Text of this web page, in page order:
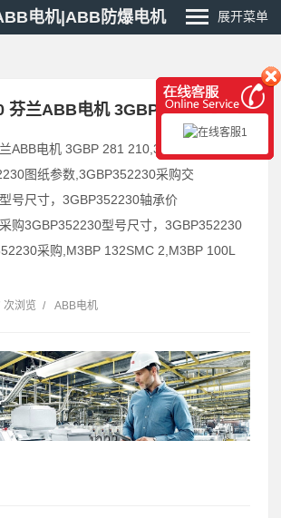
电机|ABB防爆电机 展开菜单
芬兰ABB电机 3GBP 084 102
ABB电机 3GBP 281 210,3GBP352230货
图纸参数,3GBP352230采购交
号尺寸，3GBP352230轴承价
购3GBP352230型号尺寸，3GBP352230
采购,M3BP 132SMC 2,M3BP 100L
次浏览 / ABB电机